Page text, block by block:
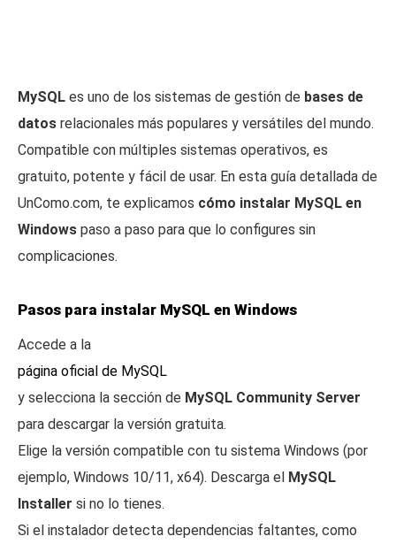
MySQL es uno de los sistemas de gestión de bases de
datos relacionales más populares y versátiles del mundo.
Compatible con múltiples sistemas operativos, es
gratuito, potente y fácil de usar. En esta guía detallada de
UnComo.com, te explicamos cómo instalar MySQL en
Windows paso a paso para que lo configures sin
complicaciones.
Pasos para instalar MySQL en Windows
Accede a la
página oficial de MySQL
y selecciona la sección de MySQL Community Server
para descargar la versión gratuita.
Elige la versión compatible con tu sistema Windows (por
ejemplo, Windows 10/11, x64). Descarga el MySQL
Installer si no lo tienes.
Si el instalador detecta dependencias faltantes, como